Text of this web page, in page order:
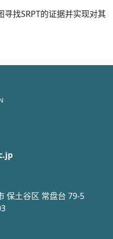
找SRPT的证据并实现对其
保土谷区 常盘台 79-5